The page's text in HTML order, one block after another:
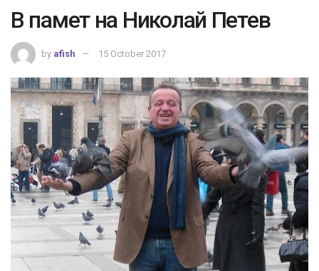
В памет на Николай Петев
by afish 15 October 2017